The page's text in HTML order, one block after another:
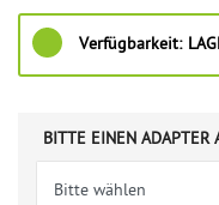
Verfügbarkeit:
BITTE EINEN ADAPTER